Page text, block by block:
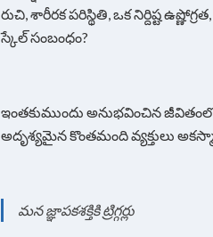
రుచి, శారీరక పరిస్థితి, ఒక నిర్దిష్ట
స్కేల్ సంబంధం?
ఇంతకుముందు అనుభవించిన
అదృశ్యమైన కొంతమంది వ్యక్తులు
మన జ్ఞాపకశక్తికి ట్రిగ్గర్లు